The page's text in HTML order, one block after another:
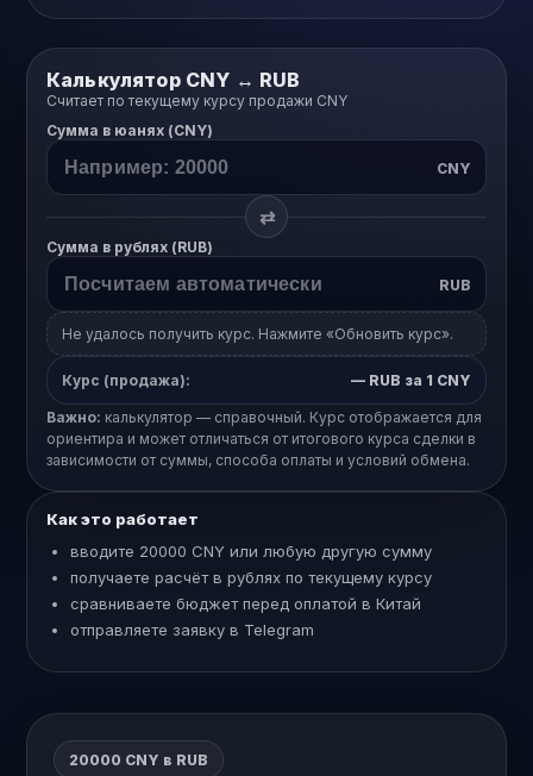
Калькулятор CNY ↔ RUB
Считает по текущему курсу продажи CNY
Сумма в юанях (CNY)
CNY
⇄
Сумма в рублях (RUB)
RUB
Не удалось получить курс. Нажмите «Обновить курс».
Курс (продажа): — RUB за 1 CNY
Важно: калькулятор — справочный. Курс отображается для
ориентира и может отличаться от итогового курса сделки в
зависимости от суммы, способа оплаты и условий обмена.
Как это работает
вводите 20000 CNY или любую другую сумму
получаете расчёт в рублях по текущему курсу
сравниваете бюджет перед оплатой в Китай
отправляете заявку в Telegram
20000 CNY в RUB